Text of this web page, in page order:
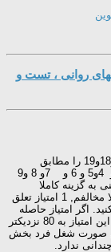
روانی ، تست و
این پرسشنامه 20 سوالی بوده و عبارات 10و13و14و16و18و19 را مطابق
امتیازبندی پرسشنامه امتیاز بدهید ولی عبارات 1 و2 و3 و 4و5 و 6 و 7و 8 و9
یعنی به گزینه کاملا
موافقم 4 به موافقم 3 و به مخالفم 2 و در نهایت به کاملا مخالفم, 1 امتیاز تعلق
اگر امتیاز حاصله
بیشتر از 40 باشد درگیری شغلی فرد زیاد است و هر چه این امتیاز به 80 نزدیکتر
صورت شغل فرد بخش
ندارد.